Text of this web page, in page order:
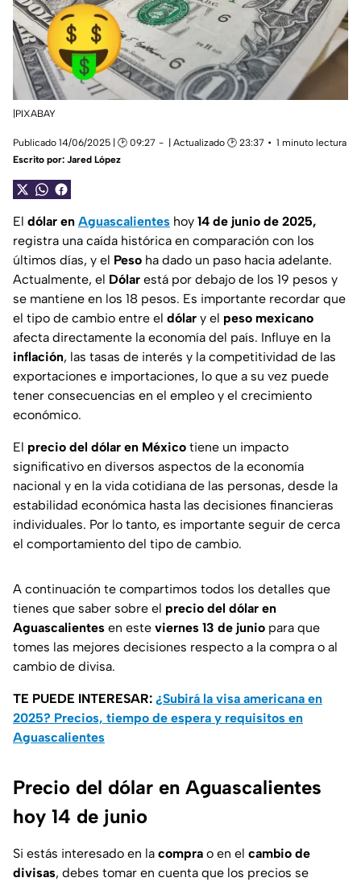
|PIXABAY
Publicado 14/06/2025 | 🕑 09:27 | Actualizado 🕑 23:37
1 minuto lectura
Escrito por: Jared López
El dólar en Aguascalientes hoy 14 de junio de 2025,
registra una caída histórica en comparación con los
últimos días, y el Peso ha dado un paso hacia adelante.
Actualmente, el Dólar está por debajo de los 19 pesos y
se mantiene en los 18 pesos. Es importante recordar que
el tipo de cambio entre el dólar y el peso mexicano
afecta directamente la economía del país. Influye en la
inflación, las tasas de interés y la competitividad de las
exportaciones e importaciones, lo que a su vez puede
tener consecuencias en el empleo y el crecimiento
económico.
El precio del dólar en México tiene un impacto
significativo en diversos aspectos de la economía
nacional y en la vida cotidiana de las personas, desde la
estabilidad económica hasta las decisiones financieras
individuales. Por lo tanto, es importante seguir de cerca
el comportamiento del tipo de cambio.
A continuación te compartimos todos los detalles que
tienes que saber sobre el precio del dólar en
Aguascalientes en este viernes 13 de junio para que
tomes las mejores decisiones respecto a la compra o al
cambio de divisa.
TE PUEDE INTERESAR: ¿Subirá la visa americana en
2025? Precios, tiempo de espera y requisitos en
Aguascalientes
Precio del dólar en Aguascalientes
hoy 14 de junio
Si estás interesado en la compra o en el cambio de
divisas, debes tomar en cuenta que los precios se